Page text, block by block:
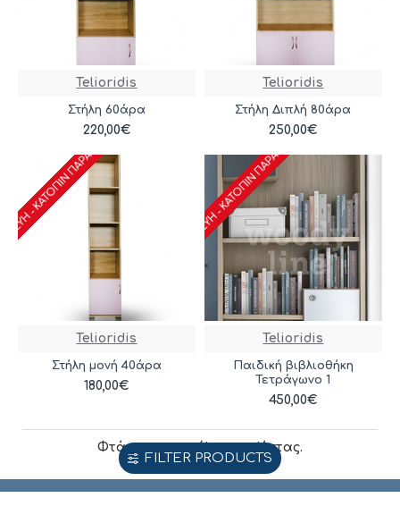
Telioridis
Στήλη 60άρα
220,00€
Telioridis
Στήλη Διπλή 80άρα
250,00€
ΚΑΤΌΠΙΝ ΠΑΡΑΓΓΕΛΊΑΣ
Telioridis
Στήλη μονή 40άρα
180,00€
ΚΑΤΑΣΚΕΥΉ - ΚΑΤΌΠΙΝ ΠΑΡΑΓΓΕΛΊΑΣ
Telioridis
Παιδική βιβλιοθήκη
Τετράγωνο 1
450,00€
Φτάσατε στο τέλος της λίστας.
FILTER PRODUCTS